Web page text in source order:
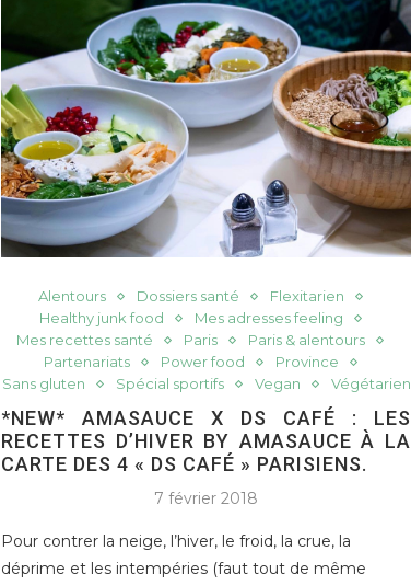
Alentours Dossiers santé
Flexitarien
Healthy junk food
Mes adresses feeling
Mes recettes santé
Paris
Paris & alentours
Partenariats
Power food
Province
Sans gluten
Spécial sportifs Vegan Végétarien
*NEW* AMASAUCE X DS CAFÉ : LES
RECETTES D’HIVER BY AMASAUCE À LA
CARTE DES 4 « DS CAFÉ » PARISIENS.
7 février 2018
Pour contrer la neige, l’hiver, le froid, la crue, la
déprime et les intempéries (faut tout de même